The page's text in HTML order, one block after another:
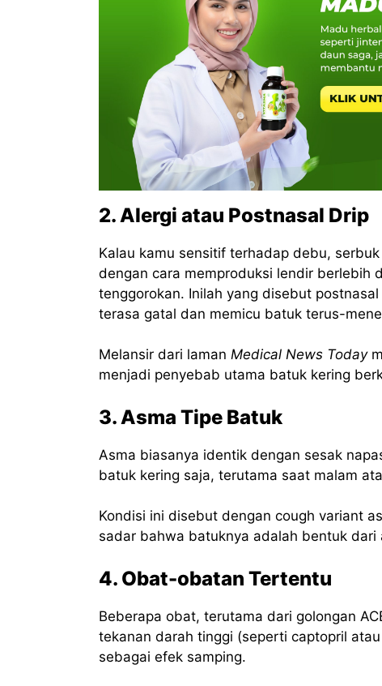
2. Alergi atau Postnasal Drip
Kalau kamu sensitif terhadap debu,
dengan cara memproduksi lendir berlebih
tenggorokan. Inilah yang disebut
terasa gatal dan memicu batuk terus-
Melansir dari laman Medical News Today
menjadi penyebab utama batuk kering
3. Asma Tipe Batuk
Asma biasanya identik dengan sesak
batuk kering saja, terutama saat malam
Kondisi ini disebut dengan cough variant
sadar bahwa batuknya adalah bentuk dari
4. Obat-obatan Tertentu
Beberapa obat, terutama dari golongan
tekanan darah tinggi (seperti captopril
sebagai efek samping.